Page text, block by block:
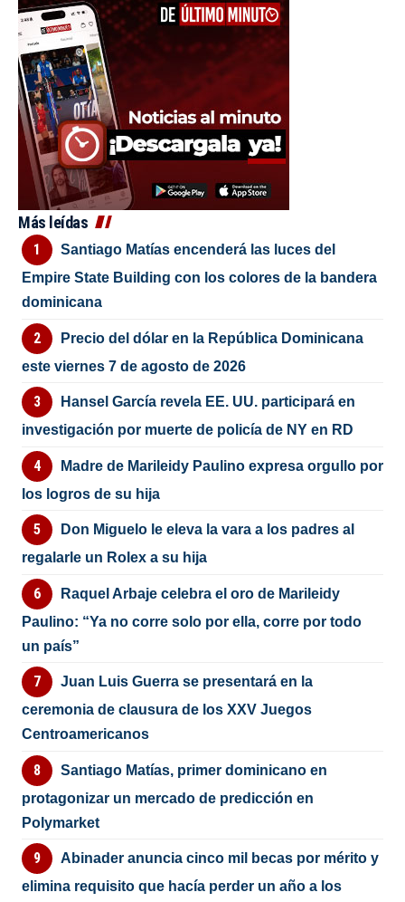
Más leídas
Santiago Matías encenderá las luces del
Empire State Building con los colores de la bandera
dominicana
Precio del dólar en la República Dominicana
este viernes 7 de agosto de 2026
Hansel García revela EE. UU. participará en
investigación por muerte de policía de NY en RD
Madre de Marileidy Paulino expresa orgullo por
los logros de su hija
Don Miguelo le eleva la vara a los padres al
regalarle un Rolex a su hija
Raquel Arbaje celebra el oro de Marileidy
Paulino: “Ya no corre solo por ella, corre por todo
un país”
Juan Luis Guerra se presentará en la
ceremonia de clausura de los XXV Juegos
Centroamericanos
Santiago Matías, primer dominicano en
protagonizar un mercado de predicción en
Polymarket
Abinader anuncia cinco mil becas por mérito y
elimina requisito que hacía perder un año a los